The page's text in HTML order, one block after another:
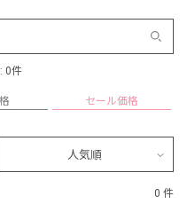
0件
セール価格
人気順
0 件